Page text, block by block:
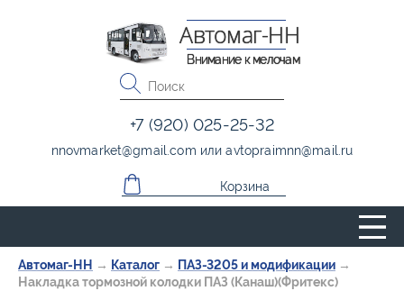
Автомаг-НН → Каталог → ПАЗ-3205 и модификации →
Накладка тормозной колодки ПАЗ (Канаш)(Фритекс)
Автомаг-НН
Внимание к мелочам
+7 (920) 025-25-32
nnovmarket@gmail.com илиavtopraimnn@mail.ru
Корзина